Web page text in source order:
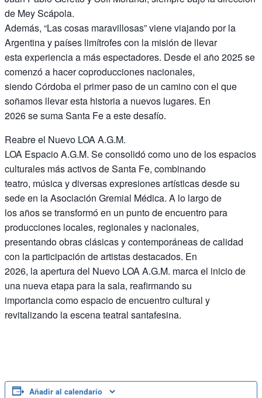
de Mey Scápola.
Además, “Las cosas maravillosas” viene viajando por la
Argentina y países limítrofes con la misión de llevar
esta experiencia a más espectadores. Desde el año 2025 se
comenzó a hacer coproducciones nacionales,
siendo Córdoba el primer paso de un camino con el que
soñamos llevar esta historia a nuevos lugares. En
2026 se suma Santa Fe a este desafío.
Reabre el Nuevo LOA A.G.M.
LOA Espacio A.G.M. Se consolidó como uno de los espacios
culturales más activos de Santa Fe, combinando
teatro, música y diversas expresiones artísticas desde su
sede en la Asociación Gremial Médica. A lo largo de
los años se transformó en un punto de encuentro para
producciones locales, regionales y nacionales,
presentando obras clásicas y contemporáneas de calidad
con la participación de artistas destacados. En
2026, la apertura del Nuevo LOA A.G.M. marca el inicio de
una nueva etapa para la sala, reafirmando su
importancia como espacio de encuentro cultural y
revitalizando la escena teatral santafesina.
Añadir al calendario